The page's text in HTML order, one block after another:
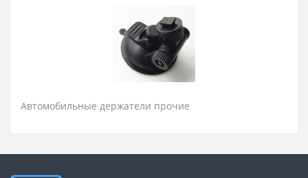
Автомобильные держатели прочие